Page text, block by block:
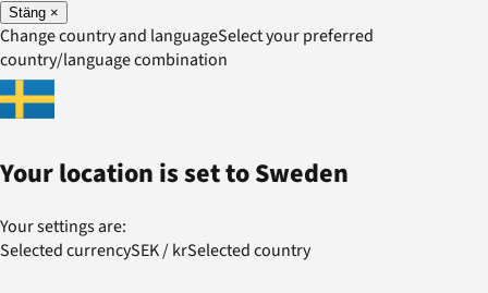
Stäng ×
Change country and languageSelect your preferred
country/language combination
Your location is set toSweden
Your settings are:
Selected currencySEK/krSelected country